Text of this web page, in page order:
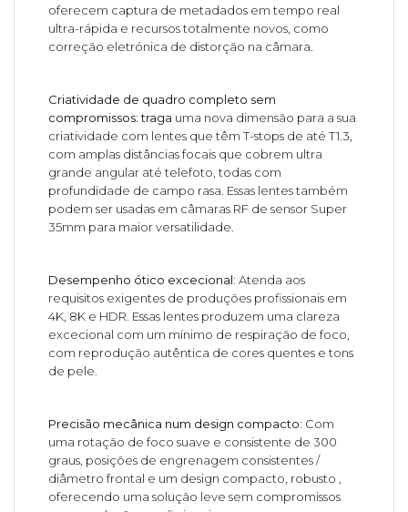
oferecem captura de metadados em tempo real
ultra-rápida e recursos totalmente novos, como
correção eletrónica de distorção na câmara.
Criatividade de quadro completo sem
compromissos: traga uma nova dimensão para a sua
criatividade com lentes que têm T-stops de até T1.3,
com amplas distâncias focais que cobrem ultra
grande angular até telefoto, todas com
profundidade de campo rasa. Essas lentes também
podem ser usadas em câmaras RF de sensor Super
35mm para maior versatilidade.
Desempenho ótico excecional: Atenda aos
requisitos exigentes de produções profissionais em
4K, 8K e HDR. Essas lentes produzem uma clareza
excecional com um mínimo de respiração de foco,
com reprodução autêntica de cores quentes e tons
de pele.
Precisão mecânica num design compacto: Com
uma rotação de foco suave e consistente de 300
graus, posições de engrenagem consistentes /
diâmetro frontal e um design compacto, robusto ,
oferecendo uma solução leve sem compromissos